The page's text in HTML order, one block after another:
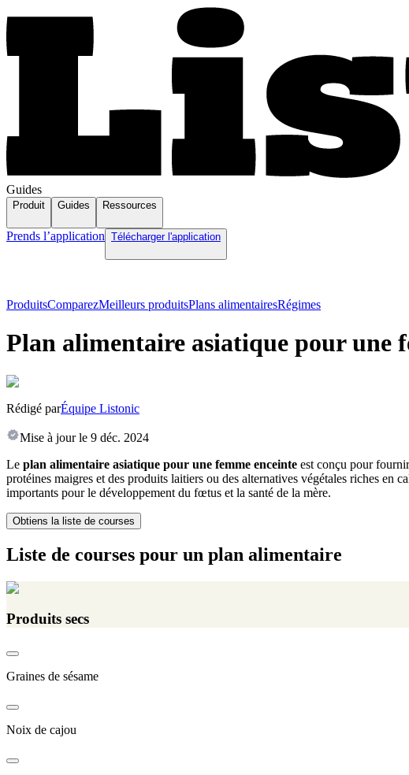
Guides
Produit Guides Ressources
Prends l’application Télécharger l'application
ProduitsComparezMeilleurs produitsPlans alimentairesRégimes
Plan alimentaire asiatique pour une
Rédigé parÉquipe Listonic
Mise à jour le 9 déc. 2024
Le plan alimentaire asiatique pour une femme enceinte est conçu pour
protéines maigres et des produits laitiers ou des alternatives végétales riches
importants pour le développement du fœtus et la santé de la mère.
Obtiens la liste de courses
Liste de courses pour un plan alimentaire
Produits secs
Graines de sésame
Noix de cajou